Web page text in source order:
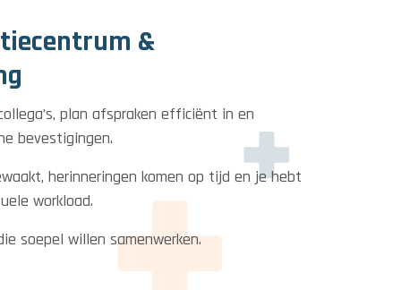
&
plan afspraken efficiënt in en
bevestigingen.
herinneringen komen op tijd en je hebt
workload.
soepel willen samenwerken.